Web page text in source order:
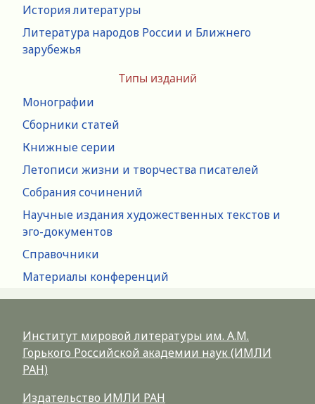
История литературы
Литература народов России и Ближнего
зарубежья
Типы изданий
Монографии
Сборники статей
Книжные серии
Летописи жизни и творчества писателей
Собрания сочинений
Научные издания художественных текстов и
эго-документов
Справочники
Материалы конференций
Институт мировой литературы им. А.М.
Горького Российской академии наук (ИМЛИ
РАН)
Издательство ИМЛИ РАН